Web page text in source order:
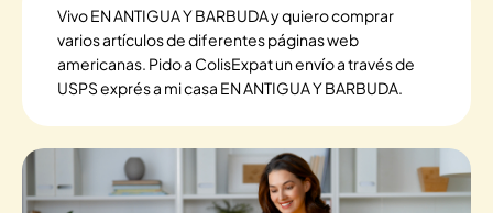
Vivo EN ANTIGUA Y BARBUDA y quiero comprar
varios artículos de diferentes páginas web
americanas. Pido a ColisExpat un envío a través de
USPS exprés a mi casa EN ANTIGUA Y BARBUDA.